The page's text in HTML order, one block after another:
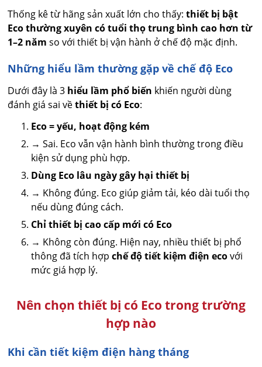
Thống kê từ hãng sản xuất lớn cho thấy:thiết bị bật
Eco thường xuyên có tuổi thọ trung bình cao hơn từ
1–2 năm so với thiết bị vận hành ở chế độ mặc định.
Những hiểu lầm thường gặp về chế độ Eco
Dưới đây là 3 hiểu lầm phổ biến khiến người dùng
đánh giá sai vềthiết bị có Eco:
Eco = yếu, hoạt động kém
→ Sai. Eco vẫn vận hành bình thường trong điều
kiện sử dụng phù hợp.
Dùng Eco lâu ngày gây hại thiết bị
→ Không đúng. Eco giúp giảm tải, kéo dài tuổi thọ
nếu dùng đúng cách.
Chỉ thiết bị cao cấp mới có Eco
→ Không còn đúng. Hiện nay, nhiều thiết bị phổ
thông đã tích hợpchế độ tiết kiệm điện ecovới
mức giá hợp lý.
Nên chọn thiết bị có Eco trong trường
hợp nào
Khi cần tiết kiệm điện hàng tháng